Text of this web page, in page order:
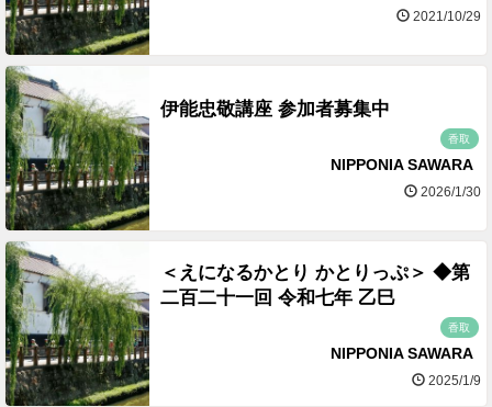
2021/10/29
伊能忠敬講座 参加者募集中
香取
NIPPONIA SAWARA
2026/1/30
＜えになるかとり かとりっぷ＞ ◆第
二百二十一回 令和七年 乙巳
香取
NIPPONIA SAWARA
2025/1/9